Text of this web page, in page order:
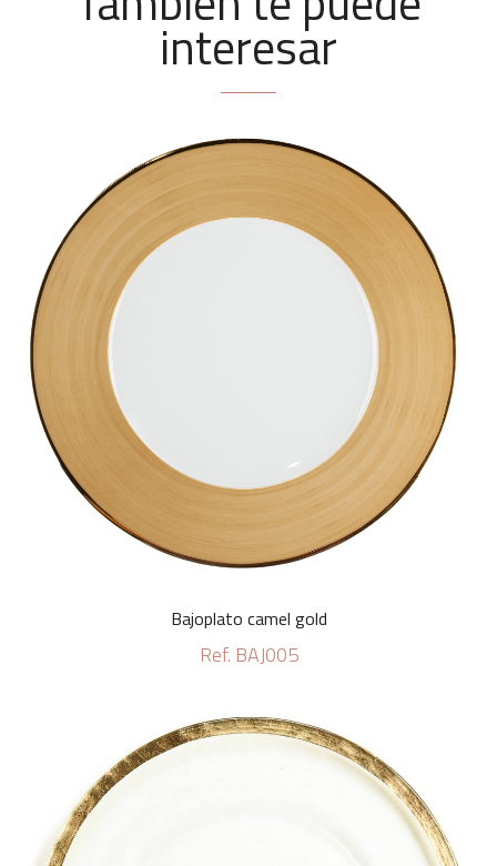
interesar
Bajoplato camel gold
Ref. BAJ005